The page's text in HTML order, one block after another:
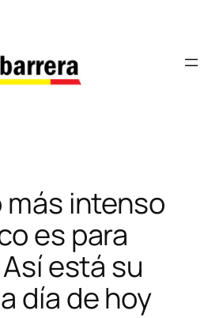
más intenso
es para
está su
día de hoy